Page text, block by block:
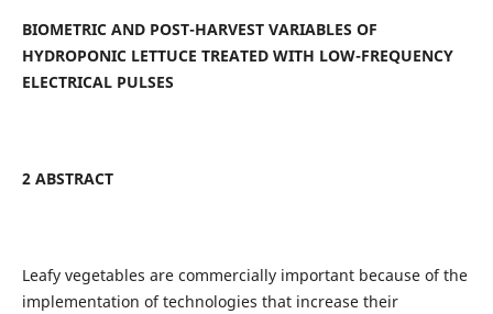
BIOMETRIC AND POST-HARVEST VARIABLES OF
HYDROPONIC LETTUCE TREATED WITH LOW-FREQUENCY
ELECTRICAL PULSES
2 ABSTRACT
Leafy vegetables are commercially important because of the
implementation of technologies that increase their